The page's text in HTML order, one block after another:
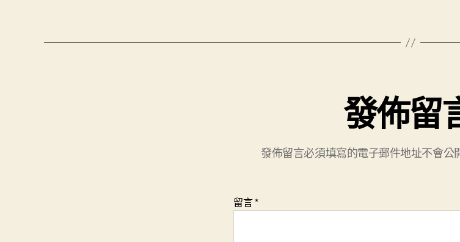
發佈留
發佈留言必須填寫的電子郵件地址不會公
留言*